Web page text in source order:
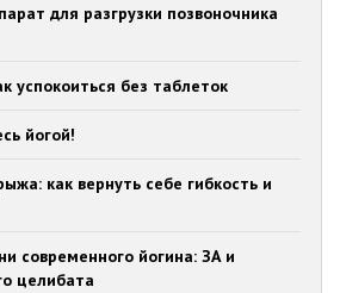
для разгрузки позвоночника
успокоиться без таблеток
йогой!
как вернуть себе гибкость и
современного йогина: ЗА и
целибата